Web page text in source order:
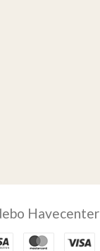
Havecenter